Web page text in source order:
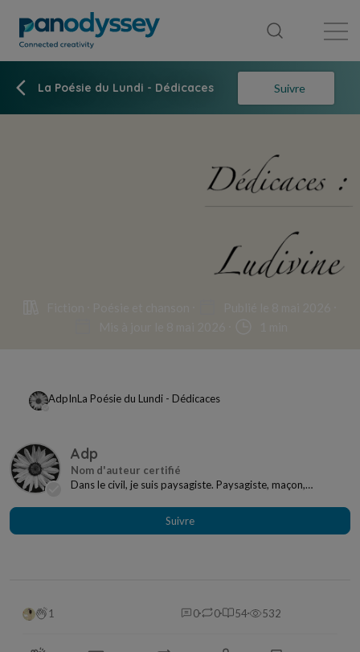
La Poésie du Lundi - Dédicaces Suivre
AdpInLa Poésie du Lundi - Dédicaces
Adp
Dans le civil, je suis paysagiste. Paysagiste, maçon,
Suivre
1 0 0 54 532